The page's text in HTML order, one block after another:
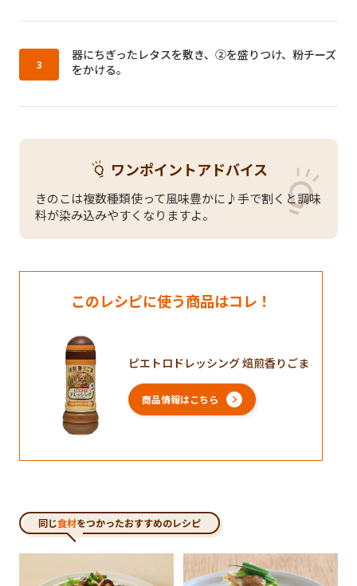
作り方3：
器にちぎったレタスを敷き、②を盛りつけ、粉チーズ
をかける。
ワンポイントアドバイス
きのこは複数種類使って風味豊かに♪手で割くと調味
料が染み込みやすくなりますよ。
このレシピに使う商品はコレ！
ピエトロドレッシング 焙煎香りごま
商品情報はこちら
同じ食材をつかったおすすめのレシピ